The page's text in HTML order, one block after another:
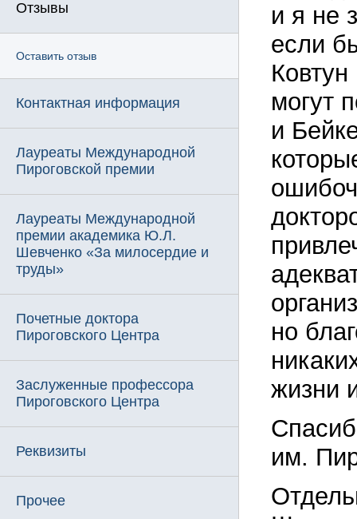
Отзывы
Оставить отзыв
Контактная информация
Лауреаты Международной
Пироговской премии
Лауреаты Международной
премии академика Ю.Л.
Шевченко «За милосердие и
труды»
Почетные доктора
Пироговского Центра
Заслуженные профессора
Пироговского Центра
Реквизиты
Прочее
и я не
если
могут
и
но
жизни
им.